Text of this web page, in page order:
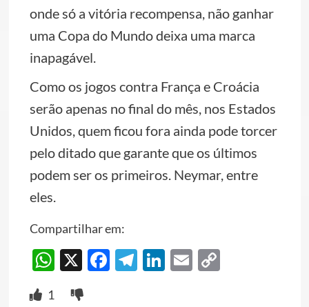
onde só a vitória recompensa, não ganhar
uma Copa do Mundo deixa uma marca
inapagável.
Como os jogos contra França e Croácia
serão apenas no final do mês, nos Estados
Unidos, quem ficou fora ainda pode torcer
pelo ditado que garante que os últimos
podem ser os primeiros. Neymar, entre
eles.
Compartilhar em:
WhatsApp
X Facebook
Telegram
LinkedIn
EmailCopy
1